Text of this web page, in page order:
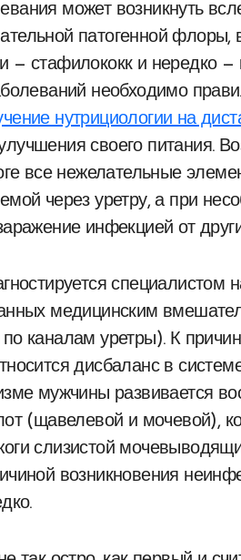
может возникнуть
патогенной флоры,
— стафилококк и нередко
необходимо
нутрициологии на
своего питания.
все нежелательные
через уретру, а при
инфекцией от
специалистом
медицинским
каналам уретры). К
дисбаланс в
мужчины развивается
(щавелевой и мочевой),
слизистой
возникновения